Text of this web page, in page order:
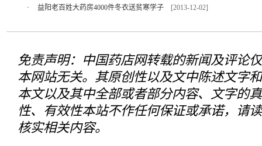
·
益阳老百姓大药房4000件冬衣送贫寒学子 [2013-12-02]
免责声明：中国药店网转载的新闻及评论
本网站无关。其原创性以及文中陈述文字
本文以及其中全部或者部分内容、文字的
性、有效性本站不作任何保证或承诺，请
核实相关内容。